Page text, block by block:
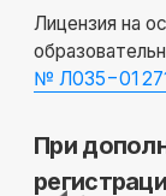
при полной
начало